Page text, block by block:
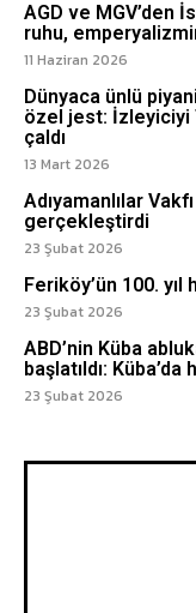
AGD ve MGV’den
ruhu,
11 Haziran 2026
Dünyaca ünlü
özel jest: İzleyiciyi
çaldı
13 Mart 2026
Adıyamanlılar
gerçekleştirdi
23 Şubat 2026
Feriköy’ün 100.
23 Şubat 2026
ABD’nin Küba
başlatıldı:
23 Şubat 2026